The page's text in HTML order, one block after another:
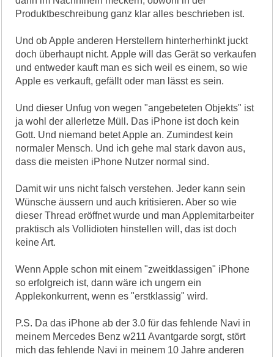
Produktbeschreibung ganz klar alles beschrieben ist.
Und ob Apple anderen Herstellern hinterherhinkt juckt
doch überhaupt nicht. Apple will das Gerät so verkaufen
und entweder kauft man es sich weil es einem, so wie
Apple es verkauft, gefällt oder man lässt es sein.
Und dieser Unfug von wegen "angebeteten Objekts" ist
ja wohl der allerletze Müll. Das iPhone ist doch kein
Gott. Und niemand betet Apple an. Zumindest kein
normaler Mensch. Und ich gehe mal stark davon aus,
dass die meisten iPhone Nutzer normal sind.
Damit wir uns nicht falsch verstehen. Jeder kann sein
Wünsche äussern und auch kritisieren. Aber so wie
dieser Thread eröffnet wurde und man Applemitarbeiter
praktisch als Vollidioten hinstellen will, das ist doch
keine Art.
Wenn Apple schon mit einem "zweitklassigen" iPhone
so erfolgreich ist, dann wäre ich ungern ein
Applekonkurrent, wenn es "erstklassig" wird.
P.S. Da das iPhone ab der 3.0 für das fehlende Navi in
meinem Mercedes Benz w211 Avantgarde sorgt, stört
mich das fehlende Navi in meinem 10 Jahre anderen